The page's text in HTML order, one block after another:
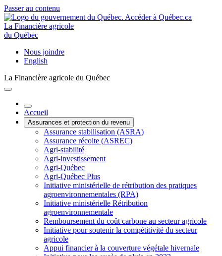
Passer au contenu
La Financière agricole
du Québec
Nous joindre
English
La Financière agricole du Québec
Accueil
Assurances et protection du revenu
Assurance stabilisation (ASRA)
Assurance récolte (ASREC)
Agri-stabilité
Agri-investissement
Agri-Québec
Agri-Québec Plus
Initiative ministérielle de rétribution des pratiques
agroenvironnementales (RPA)
Initiative ministérielle Rétribution
agroenvironnementale
Remboursement du coût carbone au secteur agricole
Initiative pour soutenir la compétitivité du secteur
agricole
Appui financier à la couverture végétale hivernale